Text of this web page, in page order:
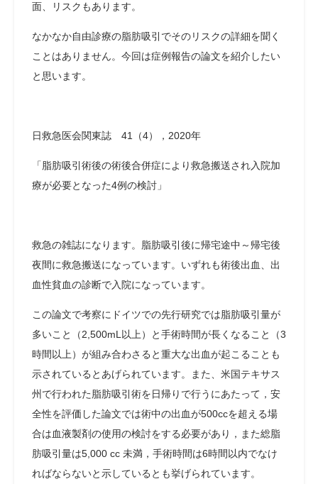
面、リスクもあります。
なかなか自由診療の脂肪吸引でそのリスクの詳細を聞く
ことはありません。今回は症例報告の論文を紹介したい
と思います。
日救急医会関東誌 41（4），2020年
「脂肪吸引術後の術後合併症により救急搬送され入院加
療が必要となった4例の検討」
救急の雑誌になります。脂肪吸引後に帰宅途中～帰宅後
夜間に救急搬送になっています。いずれも術後出血、出
血性貧血の診断で入院になっています。
この論文で考察にドイツでの先行研究では脂肪吸引量が
多いこと（2,500mL以上）と手術時間が長くなること（3
時間以上）が組み合わさると重大な出血が起こることも
示されているとあげられています。また、米国テキサス
州で行われた脂肪吸引術を日帰りで行うにあたって，安
全性を評価した論文では術中の出血が500ccを超える場
合は血液製剤の使用の検討をする必要があり，また総脂
肪吸引量は5,000 cc 未満，手術時間は6時間以内でなけ
ればならないと示しているとも挙げられています。